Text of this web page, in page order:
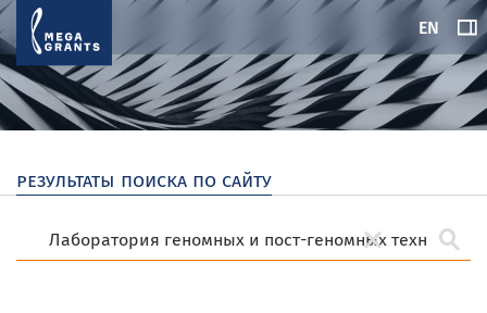
EN
результаты поиска по сайту